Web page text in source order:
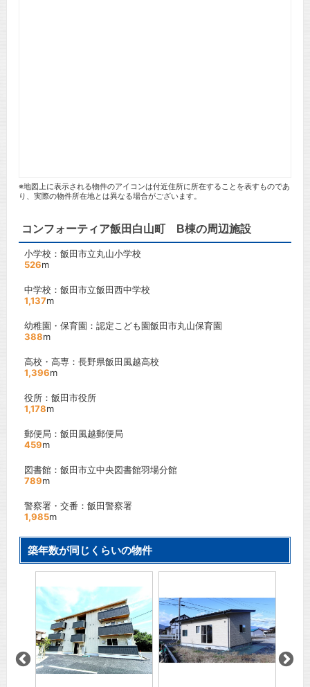
※地図上に表示される物件のアイコンは付近住所に所在することを表すものであ
り、実際の物件所在地とは異なる場合がございます。
コンフォーティア飯田白山町 B棟の周辺施設
小学校：飯田市立丸山小学校
526m
中学校：飯田市立飯田西中学校
1,137m
幼稚園・保育園：認定こども園飯田市丸山保育園
388m
高校・高専：長野県飯田風越高校
1,396m
役所：飯田市役所
1,178m
郵便局：飯田風越郵便局
459m
図書館：飯田市立中央図書館羽場分館
789m
警察署・交番：飯田警察署
1,985m
築年数が同じくらいの物件